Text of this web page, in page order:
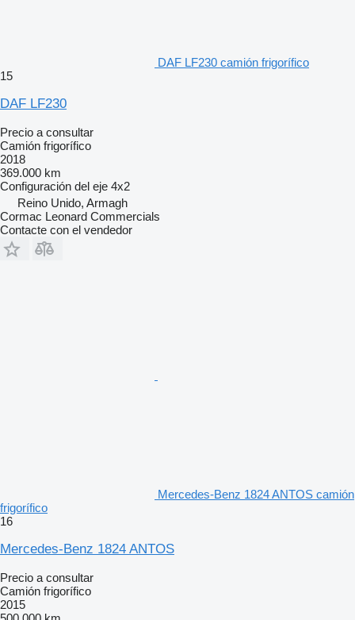
DAF LF230 camión frigorífico
15
DAF LF230
Precio a consultar
Camión frigorífico
2018
369.000 km
Configuración del eje 4x2
Reino Unido, Armagh
Cormac Leonard Commercials
Contacte con el vendedor
Mercedes-Benz 1824 ANTOS camión
frigorífico
16
Mercedes-Benz 1824 ANTOS
Precio a consultar
Camión frigorífico
2015